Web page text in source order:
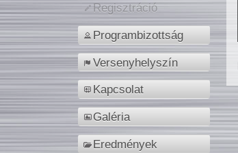
Regisztráció
Programbizottság
Versenyhelyszín
Kapcsolat
Galéria
Eredmények